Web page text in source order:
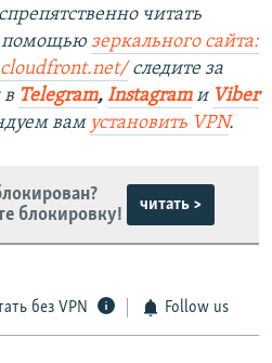
читать
помощью зеркального сайта:
следите за
в Telegram, Instagramи Viber
вам установить VPN.
блокировку!
читать >
без VPN Follow us